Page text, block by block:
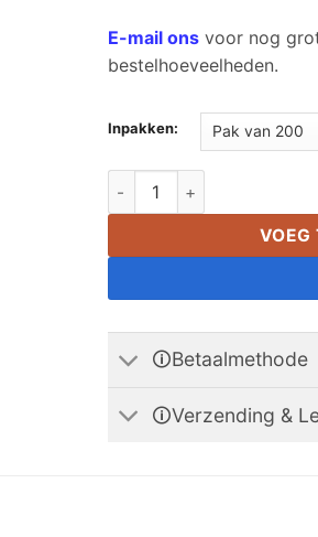
E-mail onsvoor nog
bestelhoeveelheden.
Inpakken:
2mm x 1 mm
VOEG
🛈Betaalmethode
🛈Verzending &